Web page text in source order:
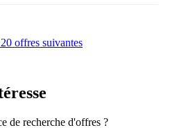
offres suivantes
de recherche d'offres ?